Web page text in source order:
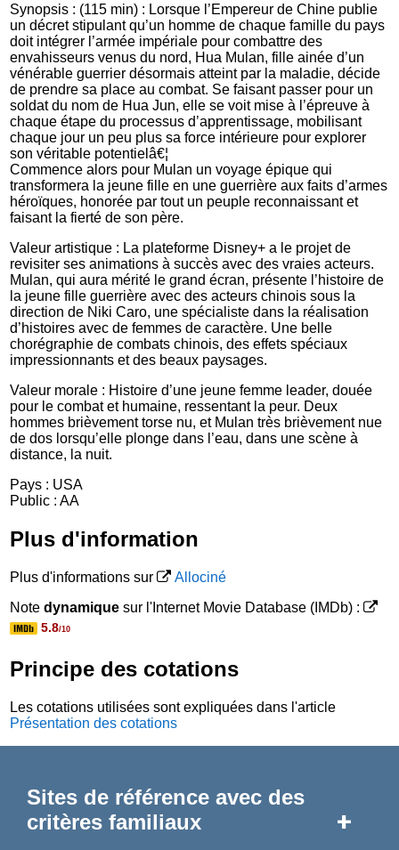
Synopsis : (115 min) : Lorsque l’Empereur de Chine publie
un décret stipulant qu’un homme de chaque famille du pays
doit intégrer l’armée impériale pour combattre des
envahisseurs venus du nord, Hua Mulan, fille ainée d’un
vénérable guerrier désormais atteint par la maladie, décide
de prendre sa place au combat. Se faisant passer pour un
soldat du nom de Hua Jun, elle se voit mise à l’épreuve à
chaque étape du processus d’apprentissage, mobilisant
chaque jour un peu plus sa force intérieure pour explorer
son véritable potentielâ€¦
Commence alors pour Mulan un voyage épique qui
transformera la jeune fille en une guerrière aux faits d’armes
héroïques, honorée par tout un peuple reconnaissant et
faisant la fierté de son père.
Valeur artistique : La plateforme Disney+ a le projet de
revisiter ses animations à succès avec des vraies acteurs.
Mulan, qui aura mérité le grand écran, présente l’histoire de
la jeune fille guerrière avec des acteurs chinois sous la
direction de Niki Caro, une spécialiste dans la réalisation
d’histoires avec de femmes de caractère. Une belle
chorégraphie de combats chinois, des effets spéciaux
impressionnants et des beaux paysages.
Valeur morale : Histoire d’une jeune femme leader, douée
pour le combat et humaine, ressentant la peur. Deux
hommes brièvement torse nu, et Mulan très brièvement nue
de dos lorsqu’elle plonge dans l’eau, dans une scène à
distance, la nuit.
Pays : USA
Public : AA
Plus d'information
Plus d'informations sur
Allociné
Notedynamique sur l'Internet Movie Database (IMDb) :
5.8/10
Principe des cotations
Les cotations utilisées sont expliquées dans l'article
Présentation des cotations
Sites de référence avec des
critères familiaux
+